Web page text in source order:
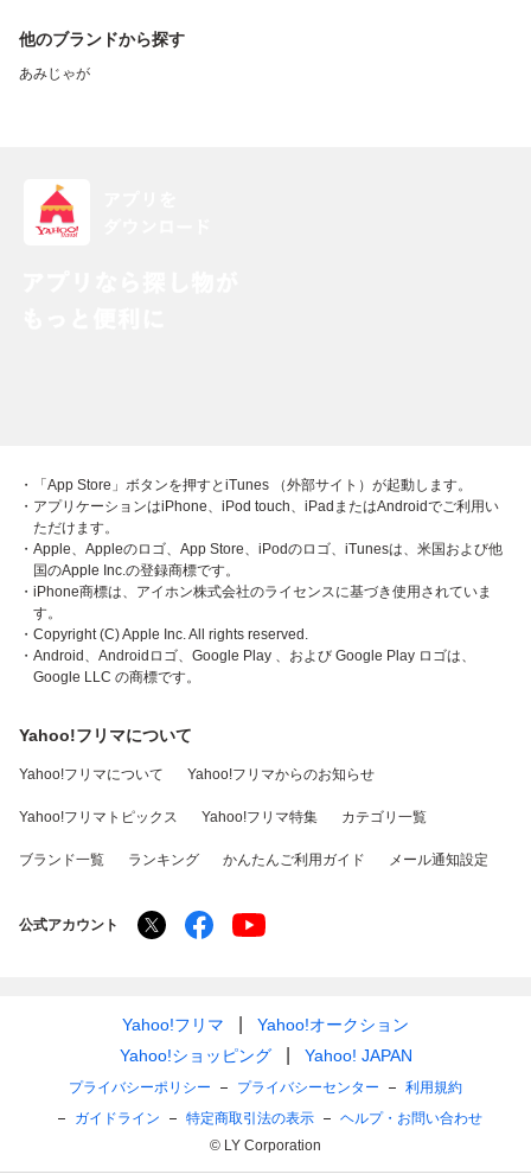
他のブランドから探す
あみじゃが
・「App Store」ボタンを押すとiTunes （外部サイト）が起動します。
・アプリケーションはiPhone、iPod touch、iPadまたはAndroidでご利用い
ただけます。
・Apple、Appleのロゴ、App Store、iPodのロゴ、iTunesは、米国および他
国のApple Inc.の登録商標です。
・iPhone商標は、アイホン株式会社のライセンスに基づき使用されていま
す。
・Copyright (C) Apple Inc. All rights reserved.
・Android、Androidロゴ、Google Play 、および Google Play ロゴは、
Google LLC の商標です。
Yahoo!フリマについて
Yahoo!フリマについて Yahoo!フリマからのお知らせ
Yahoo!フリマトピックス Yahoo!フリマ特集 カテゴリ一覧
ブランド一覧 ランキング かんたんご利用ガイド メール通知設定
公式アカウント
Yahoo!フリマ
Yahoo!オークション
Yahoo!ショッピング
Yahoo! JAPAN
プライバシーポリシー プライバシーセンター
利用規約
ガイドライン
特定商取引法の表示
ヘルプ・お問い合わせ
© LY Corporation